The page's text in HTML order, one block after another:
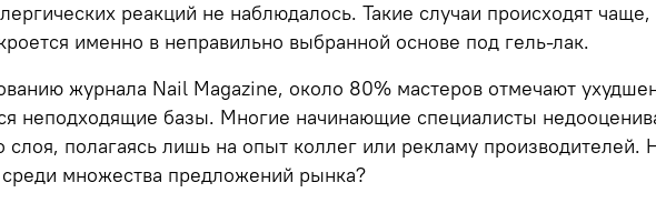
реакций не наблюдалось. Такие случаи происходят
именно в неправильно выбранной основе под гель-лак.
журнала Nail Magazine, около 80% мастеров отмечают
неподходящие базы. Многие начинающие специалисты
слоя, полагаясь лишь на опыт коллег или рекламу производителей.
множества предложений рынка?